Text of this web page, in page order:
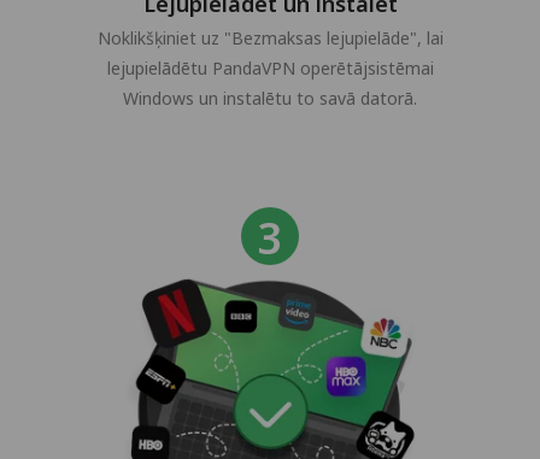
Noklikšķiniet uz "Bezmaksas lejupielāde", lai
lejupielādētu PandaVPN operētājsistēmai
Windows un instalētu to savā datorā.